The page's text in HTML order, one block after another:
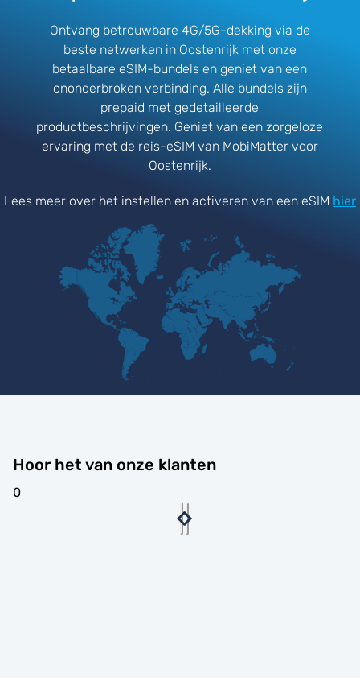
Ontvang betrouwbare 4G/5G-dekking via de
beste netwerken in Oostenrijk met onze
betaalbare eSIM-bundels en geniet van een
ononderbroken verbinding. Alle bundels zijn
prepaid met gedetailleerde
productbeschrijvingen. Geniet van een zorgeloze
ervaring met de reis-eSIM van MobiMatter voor
Oostenrijk.
Lees meer over het instellen en activeren van een eSIM hier
Hoor het van onze klanten
0